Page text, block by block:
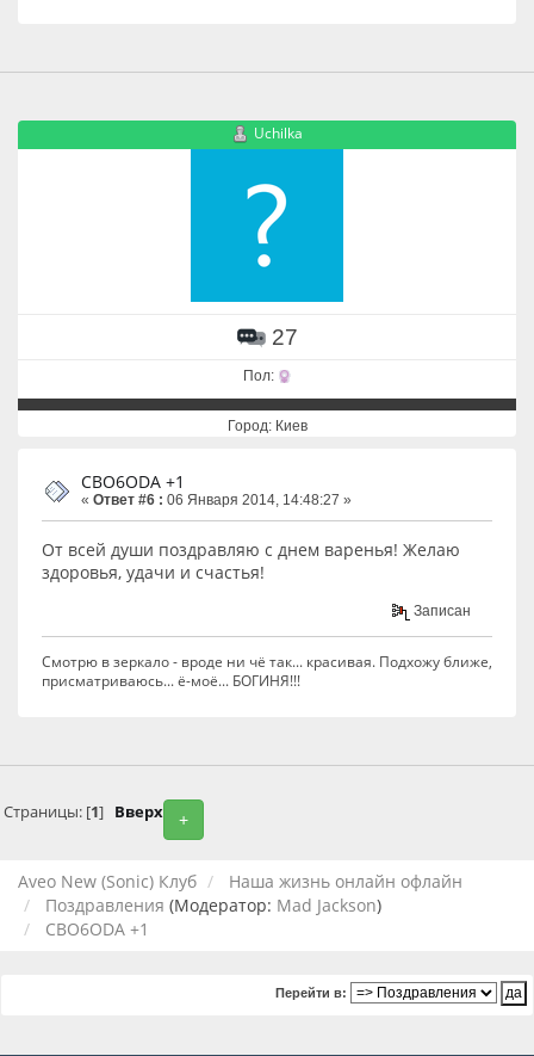
Uchilka
27
Пол:
Город: Киев
CBO6ODA +1
« Ответ #6 : 06 Января 2014, 14:48:27 »
От всей души поздравляю с днем варенья! Желаю
здоровья, удачи и счастья!
Записан
Смотрю в зеркало - вроде ни чё так... красивая. Подхожу ближе,
присматриваюсь... ё-моё... БОГИНЯ!!!
+
Страницы: [1] Вверх
Aveo New (Sonic) Клуб
Наша жизнь онлайн офлайн
Поздравления (Модератор: Mad Jackson)
CBO6ODA +1
Перейти в: